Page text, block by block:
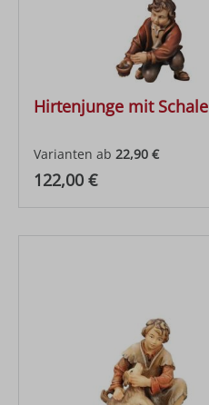
Hirtenjunge mit Schale
Varianten ab 22,90 €
Regulärer Preis:
122,00 €